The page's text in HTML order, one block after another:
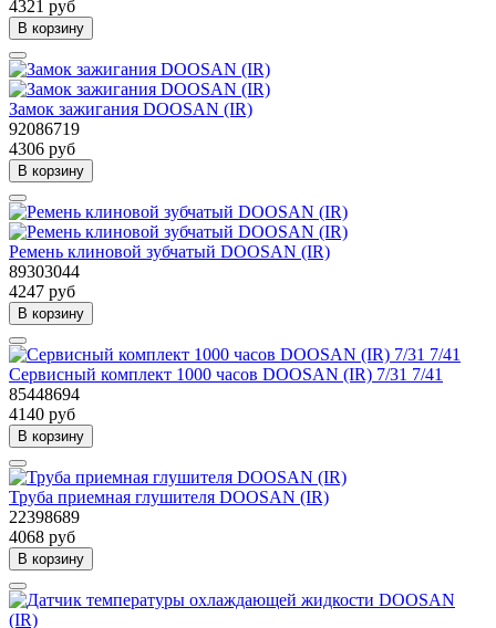
4321 руб
В корзину
Замок зажигания DOOSAN (IR)
92086719
4306 руб
В корзину
Ремень клиновой зубчатый DOOSAN (IR)
89303044
4247 руб
В корзину
Сервисный комплект 1000 часов DOOSAN (IR) 7/31 7/41
85448694
4140 руб
В корзину
Труба приемная глушителя DOOSAN (IR)
22398689
4068 руб
В корзину